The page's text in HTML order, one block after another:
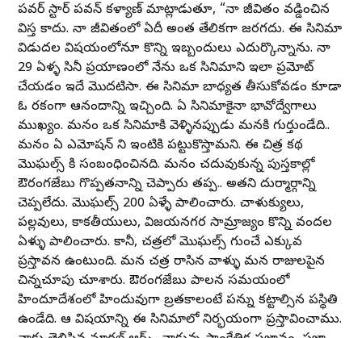
పవర్ స్టార్ పవన్ కళ్యాణ్ మాట్లాడుతూ, “నా జీవితం వడ్డించిన
విస్తరి కాదు. నా జీవితంలో ఏదీ అంత తేలికగా జరగదు. ఈ సినిమా
విడుదల విషయంలోనూ కొన్ని ఇబ్బందులు ఎదుర్కొన్నాను. నా
29 ఏళ్ళ సినీ ప్రయాణంలో నేను ఒక సినిమాని ఇలా ప్రమోట్
చేయడం ఇదే మొదటిసారి. ఈ సినిమా బాధ్యత తీసుకోవడం కూడా
ఓ రకంగా ఆనందాన్ని ఇచ్చింది. ఏ సినిమాకైనా భావోద్వేగాలు
ముఖ్యం. మనం ఒక సినిమాకి వెళ్ళినప్పుడు మనకి గుర్తుండేది..
మనం ఏ ఎమోషన్ ని ఇంటికి పట్టుకొస్తామని. ఈ చిత్ర కథ
మొఘల్స్ కి సంబంధించినది. మనం చదువుకున్న పుస్తకాల్లో
ఔరంగజేబు గొప్పతనాన్ని చెప్పారు తప్ప.. అతని దుర్మార్గాన్ని
చెప్పలేదు. మొఘల్స్ 200 ఏళ్ళే పాలించారు. చాళుక్యులు,
పల్లవులు, కాకతీయులు, విజయనగర సామ్రాజ్యం కొన్ని వందల
ఏళ్ళు పాలించారు. కానీ, చరిత్రలో మొఘల్స్ గురించే ఎక్కువ
ప్రస్తావన ఉంటుంది. మన చరిత్ర రాసిన వాళ్ళు మన రాజులపైన
చిన్నచూపు చూశారు. ఔరంగజేబు పాలన సమయంలో
హిందూదేశంలో హిందువుగా బ్రతకాలంటే పన్ను కట్టాల్సిన పరిస్థితి
ఉండేది. ఆ విషయాన్ని ఈ సినిమాలో నిర్భయంగా ప్రస్తావించాము.